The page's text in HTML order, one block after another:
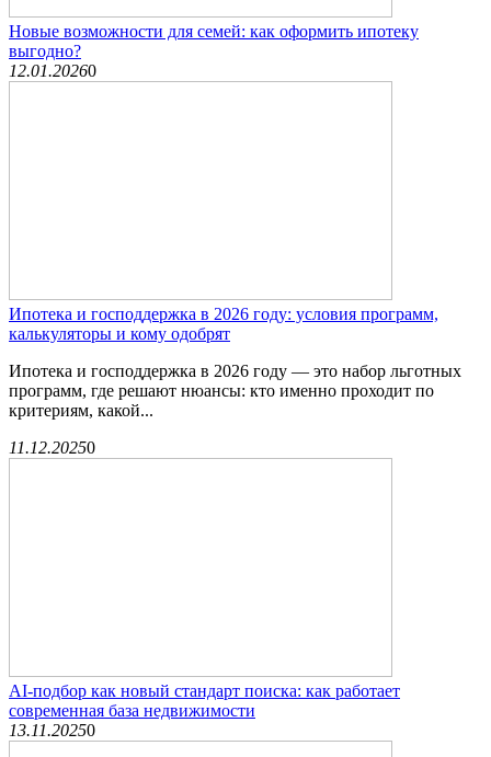
Новые возможности для семей: как оформить ипотеку
выгодно?
12.01.20260
Ипотека и господдержка в 2026 году: условия программ,
калькуляторы и кому одобрят
Ипотека и господдержка в 2026 году — это набор льготных
программ, где решают нюансы: кто именно проходит по
критериям, какой...
11.12.20250
AI-подбор как новый стандарт поиска: как работает
современная база недвижимости
13.11.20250